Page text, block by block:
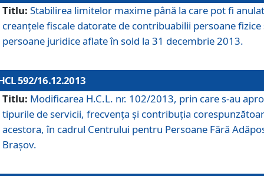
Titlu: Stabilirea limitelor maxime până la care pot fi
creanţele fiscale datorate de contribuabilii persoane fizice
persoane juridice aflate în sold la 31 decembrie 2013.
592/16.12.2013
Titlu: Modificarea H.C.L. nr. 102/2013, prin care s-au
tipurile de servicii, frecvenţa şi contribuţia
acestora, în cadrul Centrului pentru Persoane Fără
Braşov.